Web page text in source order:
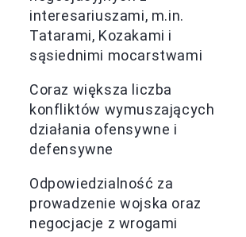
interesariuszami, m.in.
Tatarami, Kozakami i
sąsiednimi mocarstwami
Coraz większa liczba
konfliktów wymuszających
działania ofensywne i
defensywne
Odpowiedzialność za
prowadzenie wojska oraz
negocjacje z wrogami